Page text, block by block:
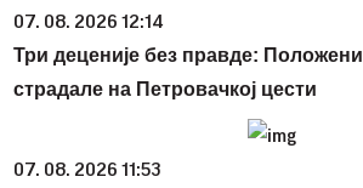
07. 08. 2026 12:14
Три деценије без правде:
страдале на Петровачкој цести
07. 08. 2026 11:53